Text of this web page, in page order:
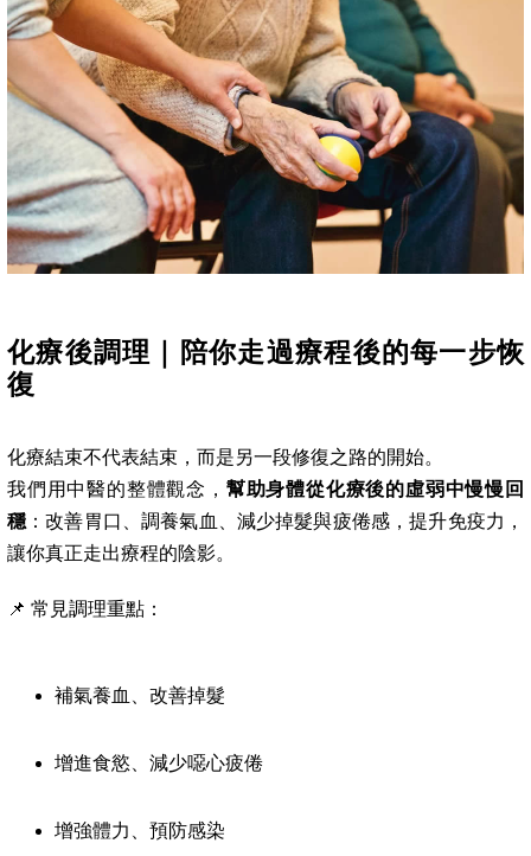
化療後調理｜陪你走過療程後的每一步恢
復
化療結束不代表結束，而是另一段修復之路的開始。
我們用中醫的整體觀念， 幫助身體從化療後的虛弱中慢慢回
穩 ：改善胃口、調養氣血、減少掉髮與疲倦感，提升免疫力，
讓你真正走出療程的陰影。
📌 常見調理重點：
補氣養血、改善掉髮
增進食慾、減少噁心疲倦
增強體力、預防感染